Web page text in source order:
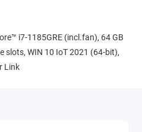
i7-1185GRE (incl.fan), 64 GB
slots, WIN 10 IoT 2021 (64-bit),
Link